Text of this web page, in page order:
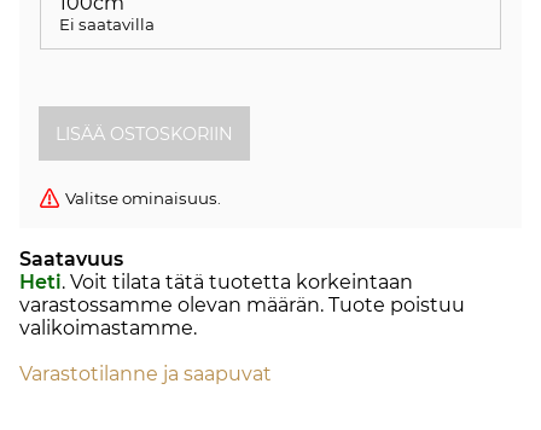
Ei saatavilla
Valitse ominaisuus.
Saatavuus
Heti. Voit tilata tätä tuotetta korkeintaan
varastossamme olevan määrän. Tuote poistuu
valikoimastamme.
Varastotilanne ja saapuvat